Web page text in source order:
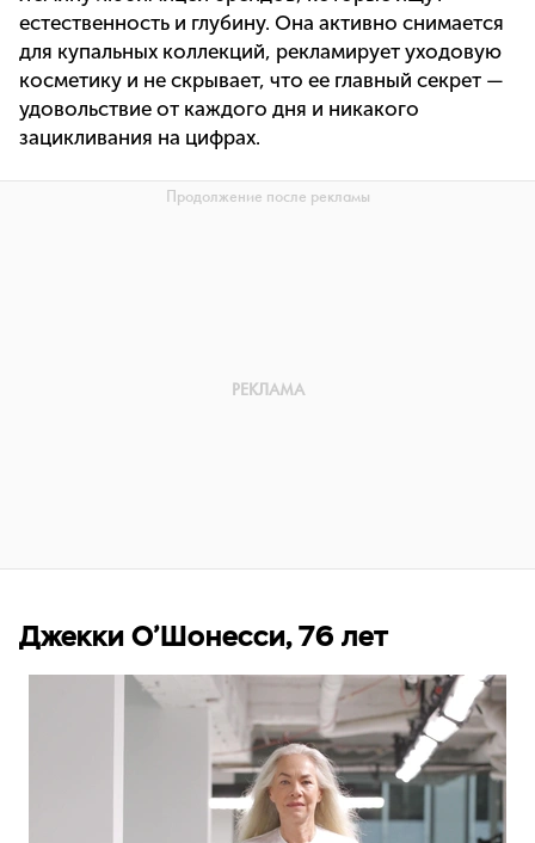
естественность и глубину. Она активно снимается
для купальных коллекций, рекламирует уходовую
косметику и не скрывает, что ее главный секрет —
удовольствие от каждого дня и никакого
зацикливания на цифрах.
Джекки О’Шонесси, 76 лет